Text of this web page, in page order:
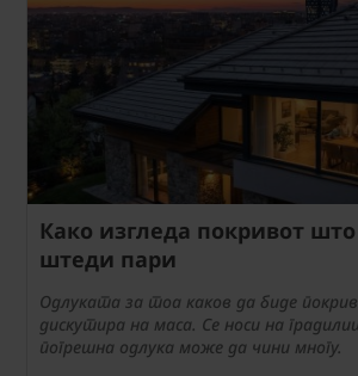
Како изгледа покривот
штеди пари
Одлуката за тоа каков да биде
дискутира на маса. Се носи на
погрешна одлука може да чини многу.